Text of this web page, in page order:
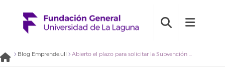
Blog Emprende.ull Abierto el plazo para solicitar la Subvención para la Promoción del Empleo Autónomo